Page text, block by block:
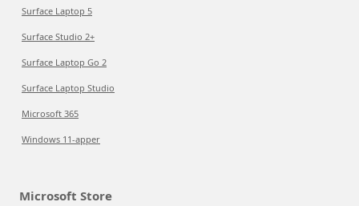
Surface Laptop 5
Surface Studio 2+
Surface Laptop Go 2
Surface Laptop Studio
Microsoft 365
Windows 11-apper
Microsoft Store